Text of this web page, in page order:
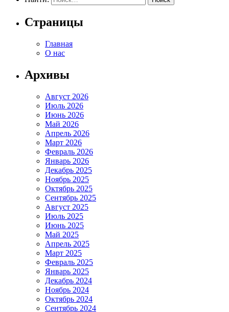
Страницы
Главная
О нас
Архивы
Август 2026
Июль 2026
Июнь 2026
Май 2026
Апрель 2026
Март 2026
Февраль 2026
Январь 2026
Декабрь 2025
Ноябрь 2025
Октябрь 2025
Сентябрь 2025
Август 2025
Июль 2025
Июнь 2025
Май 2025
Апрель 2025
Март 2025
Февраль 2025
Январь 2025
Декабрь 2024
Ноябрь 2024
Октябрь 2024
Сентябрь 2024